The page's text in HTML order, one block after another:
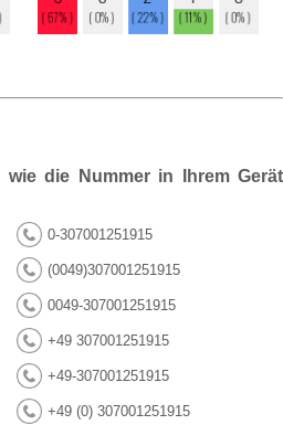
wie die Nummer in Ihrem Gerät
0-307001251915
(0049)307001251915
0049-307001251915
+49 307001251915
+49-307001251915
+49 (0) 307001251915